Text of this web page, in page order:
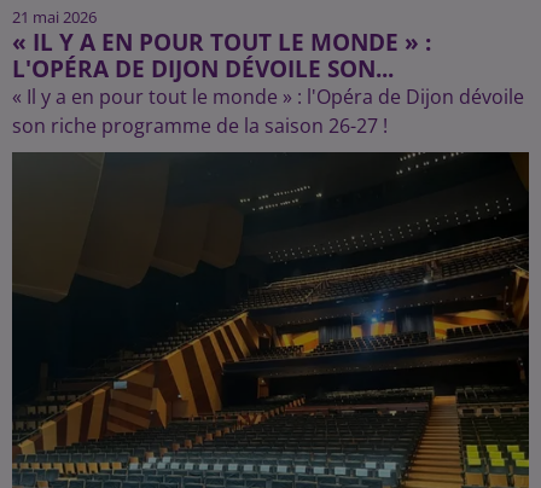
21 mai 2026
« IL Y A EN POUR TOUT LE MONDE » :
L'OPÉRA DE DIJON DÉVOILE SON...
« Il y a en pour tout le monde » : l'Opéra de Dijon dévoile
son riche programme de la saison 26-27 !